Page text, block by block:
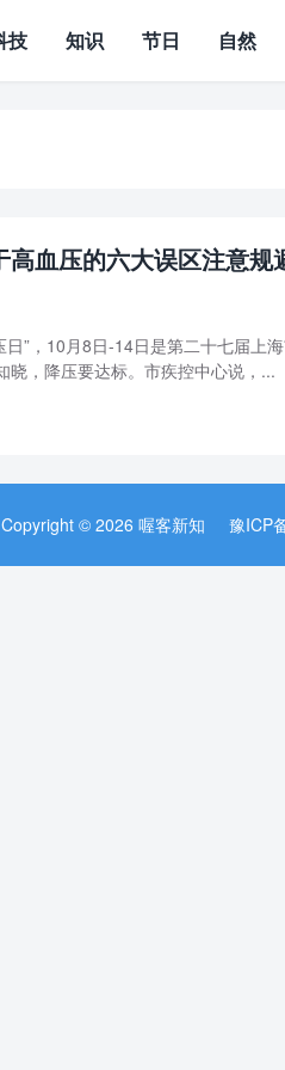
技 知识 节日 自然
血压的六大误区注意规
”，10月8日-14日是第二十七届上
晓，降压要达标。市疾控中心说，...
Copyright © 2026 喔客新知 豫ICP